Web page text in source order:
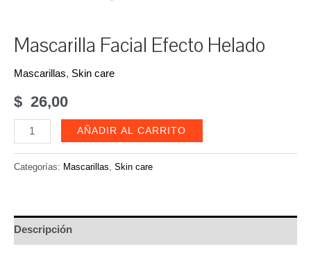
Mascarilla Facial Efecto Helado
Mascarillas, Skin care
$ 26,00
Mascarilla
Facial
Efecto
AÑADIR AL CARRITO
Categorías: Mascarillas Skin care
Descripción